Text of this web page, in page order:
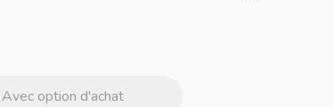
Avec option d'achat